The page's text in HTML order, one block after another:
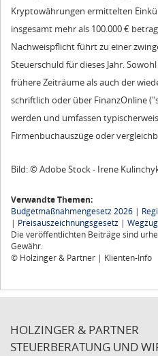
Kryptowährungen ermittelten
insgesamt mehr als 100.000 €
Nachweispflicht führt zu einer
Steuerschuld für dieses Jahr.
frühere Zeiträume als auch der
schriftlich oder über FinanzOnline
werden und umfassen
Firmenbuchauszüge oder
Bild: © Adobe Stock - Irene
Verwandte Themen:
Budgetmaßnahmengesetz 2026 |
| Preisauszeichnungsgesetz |
Die veröffentlichten Beiträge sind
Gewähr.
© Holzinger & Partner | Klienten-Info
HOLZINGER & PARTNER
STEUERBERATUNG UND